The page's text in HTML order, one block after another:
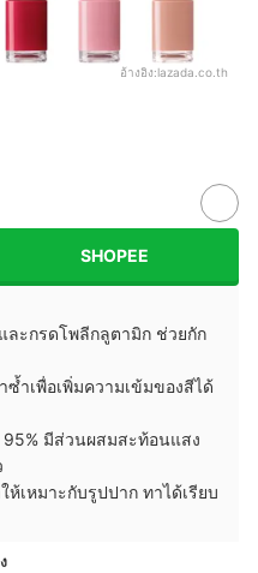
อ้างอิง:lazada.co.th
SHOPEE
ละกรดโพลีกลูตามิก ช่วยกัก
ซ้ำเพื่อเพิ่มความเข้มของสีได้
มีส่วนผสมสะท้อนแสง
เหมาะกับรูปปาก ทาได้เรียบ